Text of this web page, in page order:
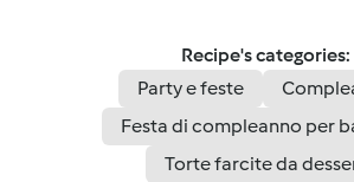
Recipe's categories:
Party e feste
Festa di compleanno per
Torte farcite da